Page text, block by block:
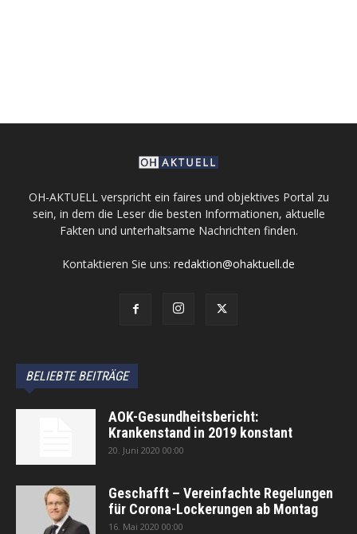
OH-AKTUELL verspricht ein faires und objektives Portal zu
sein, in dem die Leser die besten Informationen, aktuelle
Fakten und unterhaltsame Nachrichten finden.
Kontaktieren Sie uns: redaktion@ohaktuell.de
BELIEBTE BEITRÄGE
AOK-Gesundheitsbericht:
Krankenstand in 2019 konstant
20. Juni 2020 00:00
Geschafft – Vereinfachte Regelungen
für Corona-Lockerungen ab Montag
16. Mai 2020 00:00